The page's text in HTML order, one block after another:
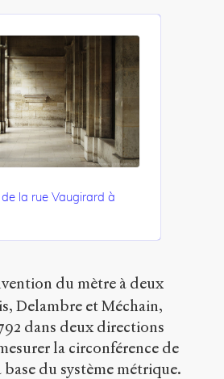
la rue Vaugirard à
du mètre à deux
Delambre et Méchain,
dans deux directions
la circonférence de
du système métrique.